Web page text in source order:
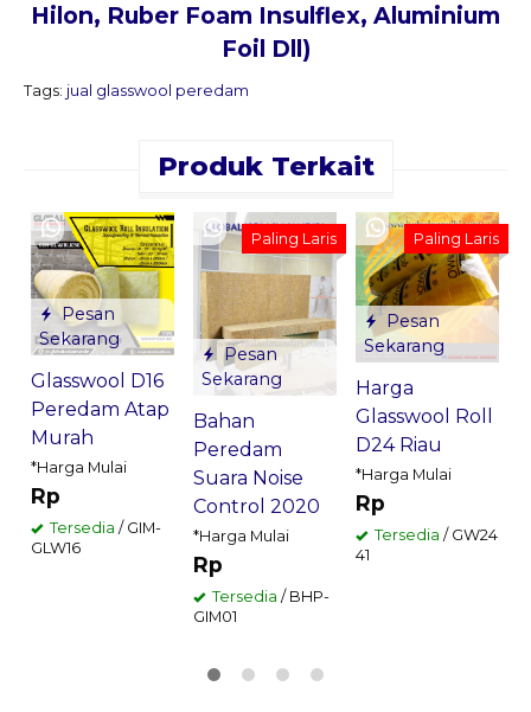
Hilon, Ruber Foam Insulflex, Aluminium
Foil Dll)
Tags: jual glasswool peredam
Produk Terkait
Pesan
Sekarang
Glasswool D16
Peredam Atap
Murah
*Harga Mulai
Rp
Tersedia / GIM-
GLW16
Pesan
Sekarang
Paling Laris
Bahan
Peredam
Suara Noise
Control 2020
*Harga Mulai
Rp
Tersedia / BHP-
GIM01
Pesan
Sekarang
Paling Laris
Harga
Glasswool Roll
D24 Riau
*Harga Mulai
Rp
Tersedia / GW24
41